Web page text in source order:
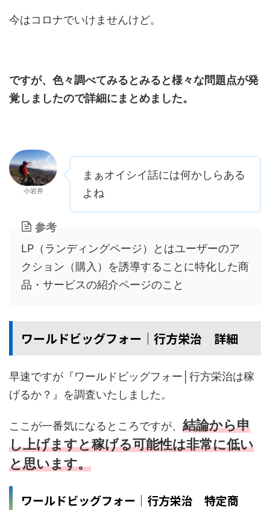
今はコロナでいけませんけど。
ですが、色々調べてみるとみると様々な問題点が発
覚しましたので詳細にまとめました。
小岩井
まぁオイシイ話には何かしらある
よね
参考
LP（ランディングページ）とはユーザーのア
クション（購入）を誘導することに特化した商
品・サービスの紹介ページのこと
ワールドビッグフォー│行方栄治 詳細
早速ですが『ワールドビッグフォー│行方栄治は稼
げるか？』を調査いたしました。
ここが一番気になるところですが、 結論から申
し上げますと稼げる可能性は非常に低い
と思います。
ワールドビッグフォー│行方栄治 特定商